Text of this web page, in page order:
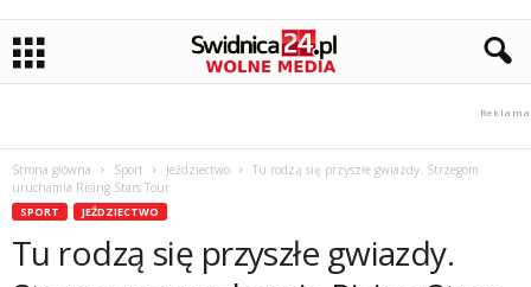
Strona główna Sport Jeździectwo
Tu rodzą się przyszłe gwiazdy. Strzegom
uruchamia Rising Stars Tour
SPORT JEŹDZIECTWO
Tu rodzą się przyszłe gwiazdy.